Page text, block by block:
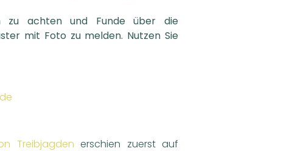
zu achten und Funde über die
mit Foto zu melden. Nutzen Sie
Treibjagden erschien zuerst auf